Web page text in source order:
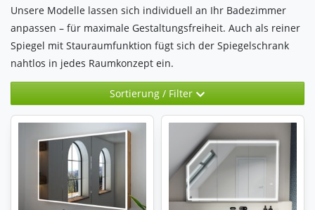
Unsere Modelle lassen sich individuell an Ihr Badezimmer
anpassen – für maximale Gestaltungsfreiheit. Auch als reiner
Spiegel mit Stauraumfunktion fügt sich der Spiegelschrank
nahtlos in jedes Raumkonzept ein.
Sortierung / Filter